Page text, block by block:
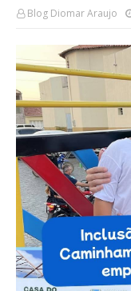
Blog Diomar Araujo